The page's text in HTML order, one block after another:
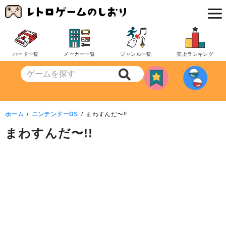
コ
ン
ツ
動
ハード一覧 メーカー一覧 ジャンル一覧 売上ランキング
ホーム ニンテンドーDS まわすんだ〜!!
まわすんだ〜!!